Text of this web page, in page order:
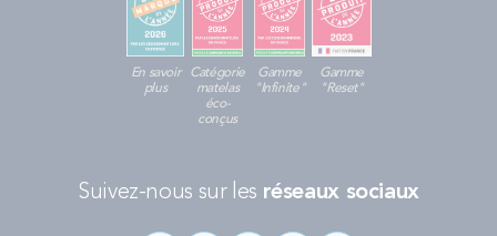
En savoir
plus
Catégorie
matelas
éco-
conçus
Gamme
"Infinite"
Gamme
"Reset"
Suivez-nous sur les réseaux sociaux